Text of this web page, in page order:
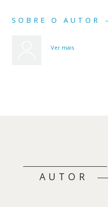
SOBRE O AUTOR
Ver mais
AUTOR